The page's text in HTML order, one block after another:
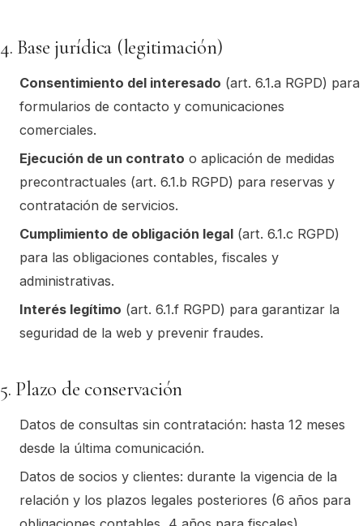
4. Base jurídica (legitimación)
Consentimiento del interesado (art. 6.1.a RGPD) para
formularios de contacto y comunicaciones
comerciales.
Ejecución de un contrato o aplicación de medidas
precontractuales (art. 6.1.b RGPD) para reservas y
contratación de servicios.
Cumplimiento de obligación legal (art. 6.1.c RGPD)
para las obligaciones contables, fiscales y
administrativas.
Interés legítimo (art. 6.1.f RGPD) para garantizar la
seguridad de la web y prevenir fraudes.
5. Plazo de conservación
Datos de consultas sin contratación: hasta 12 meses
desde la última comunicación.
Datos de socios y clientes: durante la vigencia de la
relación y los plazos legales posteriores (6 años para